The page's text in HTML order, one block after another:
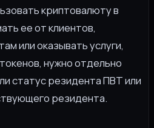
криптовалюту в
ее от клиентов,
или оказывать услуги,
нужно отдельно
статус резидента ПВТ или
резидента.